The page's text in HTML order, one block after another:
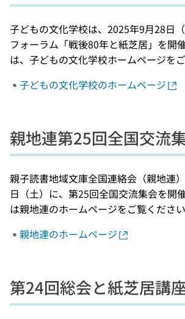
子どもの文化学校は、2025年9月28日
フォーラム「戦後80年と紙芝居」を開
は、子どもの文化学校ホームページをご
子どもの文化学校のホームページ
親地連第25回全国交流
親子読書地域文庫全国連絡会（親地連
日（土）に、第25回全国交流集会を開
は親地連のホームページをご覧ください
親地連のホームページ
第24回総会と紙芝居講